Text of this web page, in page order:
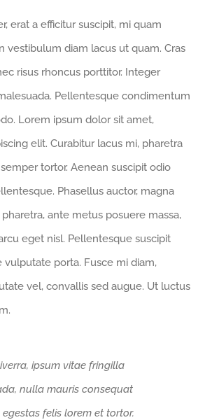
erat a efficitur suscipit, mi quam
vestibulum diam lacus ut quam. Cras
risus rhoncus porttitor. Integer
Pellentesque condimentum
Lorem ipsum dolor sit amet,
elit. Curabitur lacus mi, pharetra
tortor. Aenean suscipit odio
Phasellus auctor, magna
ante metus posuere massa,
eget nisl. Pellentesque suscipit
vulputate porta. Fusce mi diam,
vel, convallis sed augue. Ut luctus
ipsum vitae fringilla
nulla mauris consequat
felis lorem et tortor.